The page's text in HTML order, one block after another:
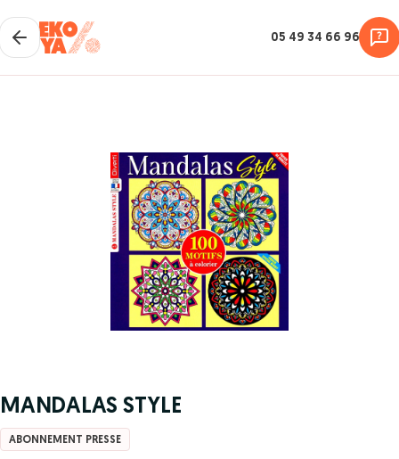
05 49 34 66 96
MANDALAS STYLE
ABONNEMENT PRESSE